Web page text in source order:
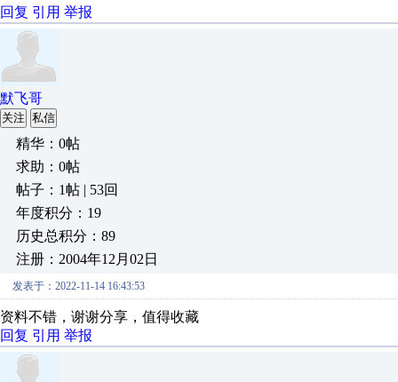
回复 引用 举报
默飞哥
关注 私信
精华：0帖
求助：0帖
帖子：1帖 | 53回
年度积分：19
历史总积分：89
注册：2004年12月02日
发表于：2022-11-14 16:43:53
资料不错，谢谢分享，值得收藏
回复 引用 举报